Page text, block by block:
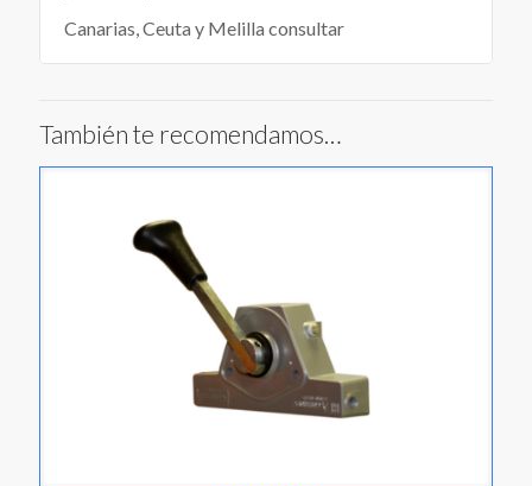
Canarias, Ceuta y Melilla consultar
También te recomendamos…